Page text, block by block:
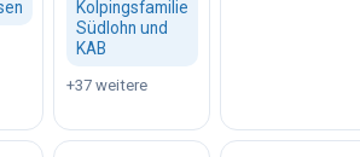
Kolpingsfamilie
Südlohn und
KAB
+37 weitere